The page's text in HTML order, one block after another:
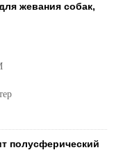
жевания собак,
полусферический